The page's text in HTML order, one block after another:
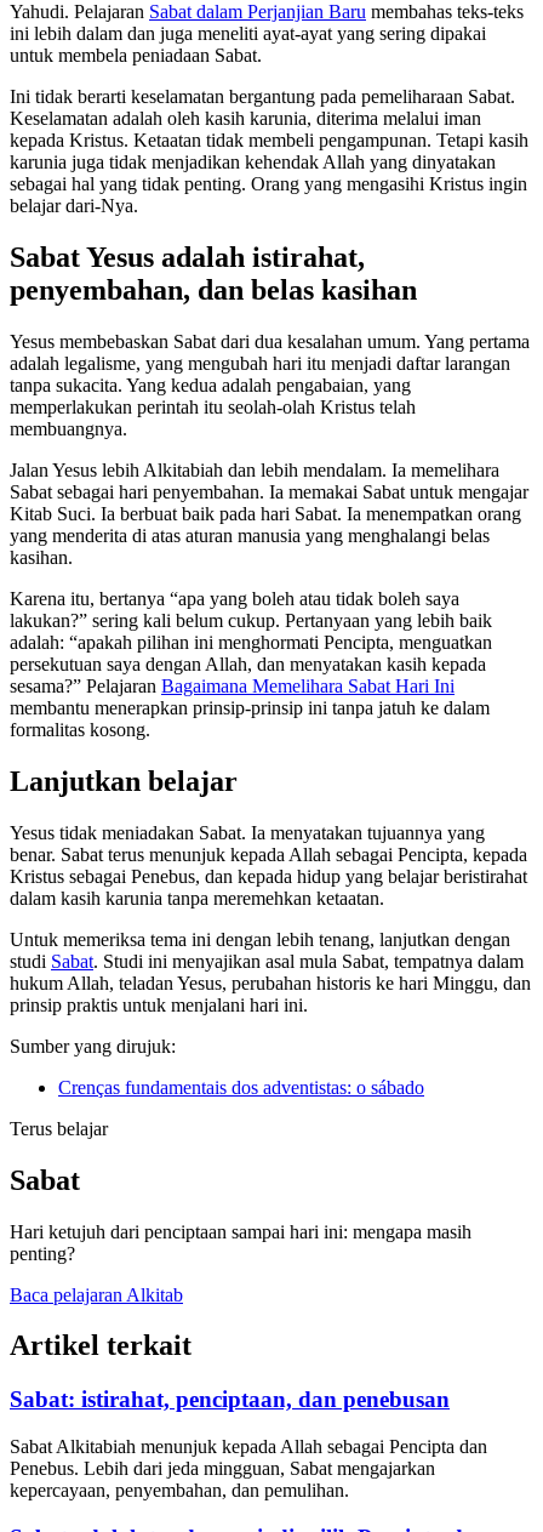
Yahudi. Pelajaran Sabat dalam Perjanjian Baru membahas teks-teks
ini lebih dalam dan juga meneliti ayat-ayat yang sering dipakai
untuk membela peniadaan Sabat.
Ini tidak berarti keselamatan bergantung pada pemeliharaan Sabat.
Keselamatan adalah oleh kasih karunia, diterima melalui iman
kepada Kristus. Ketaatan tidak membeli pengampunan. Tetapi kasih
karunia juga tidak menjadikan kehendak Allah yang dinyatakan
sebagai hal yang tidak penting. Orang yang mengasihi Kristus ingin
belajar dari-Nya.
Sabat Yesus adalah istirahat,
penyembahan, dan belas kasihan
Yesus membebaskan Sabat dari dua kesalahan umum. Yang pertama
adalah legalisme, yang mengubah hari itu menjadi daftar larangan
tanpa sukacita. Yang kedua adalah pengabaian, yang
memperlakukan perintah itu seolah-olah Kristus telah
membuangnya.
Jalan Yesus lebih Alkitabiah dan lebih mendalam. Ia memelihara
Sabat sebagai hari penyembahan. Ia memakai Sabat untuk mengajar
Kitab Suci. Ia berbuat baik pada hari Sabat. Ia menempatkan orang
yang menderita di atas aturan manusia yang menghalangi belas
kasihan.
Karena itu, bertanya “apa yang boleh atau tidak boleh saya
lakukan?” sering kali belum cukup. Pertanyaan yang lebih baik
adalah: “apakah pilihan ini menghormati Pencipta, menguatkan
persekutuan saya dengan Allah, dan menyatakan kasih kepada
sesama?” Pelajaran Bagaimana Memelihara Sabat Hari Ini
membantu menerapkan prinsip-prinsip ini tanpa jatuh ke dalam
formalitas kosong.
Lanjutkan belajar
Yesus tidak meniadakan Sabat. Ia menyatakan tujuannya yang
benar. Sabat terus menunjuk kepada Allah sebagai Pencipta, kepada
Kristus sebagai Penebus, dan kepada hidup yang belajar beristirahat
dalam kasih karunia tanpa meremehkan ketaatan.
Untuk memeriksa tema ini dengan lebih tenang, lanjutkan dengan
studi Sabat. Studi ini menyajikan asal mula Sabat, tempatnya dalam
hukum Allah, teladan Yesus, perubahan historis ke hari Minggu, dan
prinsip praktis untuk menjalani hari ini.
Sumber yang dirujuk:
Crenças fundamentais dos adventistas: o sábado
Terus belajar
Sabat
Hari ketujuh dari penciptaan sampai hari ini: mengapa masih
penting?
Baca pelajaran Alkitab
Artikel terkait
Sabat: istirahat, penciptaan, dan penebusan
Sabat Alkitabiah menunjuk kepada Allah sebagai Pencipta dan
Penebus. Lebih dari jeda mingguan, Sabat mengajarkan
kepercayaan, penyembahan, dan pemulihan.